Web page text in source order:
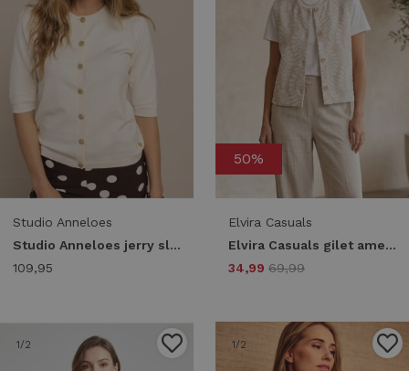
Studio Anneloes
Studio Anneloes jerry sl cardigan 13988 Vest 1700 ecru
109,95
50%
Elvira Casuals
Elvira Casuals gilet amelia e3 26-007 Gilets 135 creme
34,99 69,99
1/2 1/2